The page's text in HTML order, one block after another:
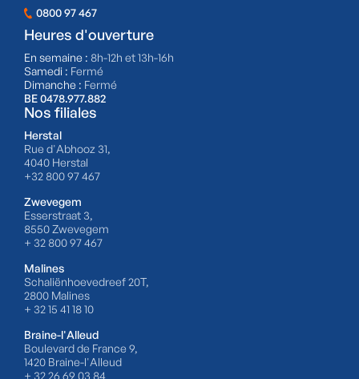
0800 97 467
Heures d'ouverture
En semaine : 8h-12h et 13h-16h
Samedi : Fermé
Dimanche : Fermé
BE 0478.977.882
Nos filiales
Herstal
Rue d'Abhooz 31,
4040 Herstal
+32 800 97 467
Zwevegem
Esserstraat 3,
8550 Zwevegem
+ 32 800 97 467
Malines
Schaliënhoevedreef 20T,
2800 Malines
+ 32 15 41 18 10
Braine-l'Alleud
Boulevard de France 9,
1420 Braine-l'Alleud
+ 32 26 69 03 84